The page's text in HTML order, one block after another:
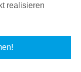
realisieren